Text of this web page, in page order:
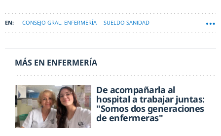
CONSEJO GRAL. ENFERMERÍA SUELDO SANIDAD
MÁS EN ENFERMERÍA
De acompañarla al
hospital a trabajar juntas:
"Somos dos generaciones
de enfermeras"